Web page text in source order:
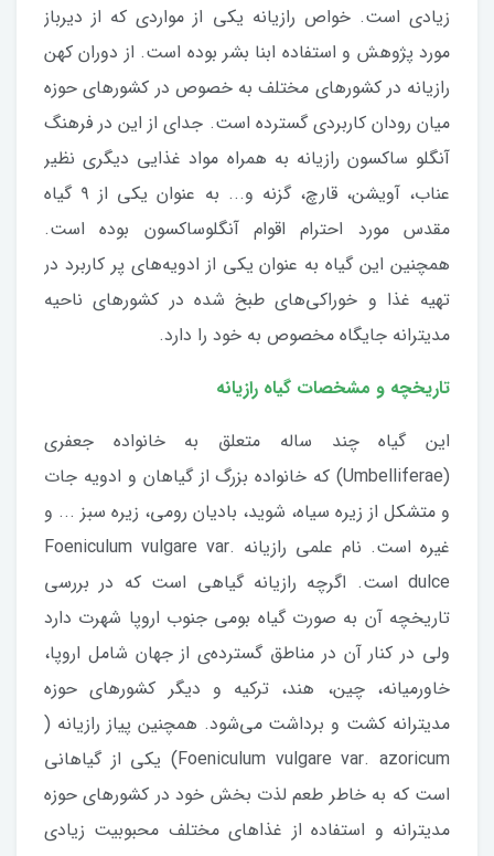
زیادی است. خواص رازیانه یکی از مواردی که از دیرباز
مورد پژوهش و استفاده ابنا بشر بوده است. از دوران کهن
رازیانه در کشورهای مختلف به خصوص در کشورهای حوزه
میان رودان کاربردی گسترده است. جدای از این در فرهنگ
آنگلو ساکسون رازیانه به همراه مواد غذایی دیگری نظیر
عناب، آویشن، قارچ، گزنه و... به عنوان یکی از ۹ گیاه
مقدس مورد احترام اقوام آنگلوساکسون بوده است.
همچنین این گیاه به عنوان یکی از ادویه‌های پر کاربرد در
تهیه غذا و خوراکی‌های طبخ شده در کشورهای ناحیه
مدیترانه جایگاه مخصوص به خود را دارد.
تاریخچه و مشخصات گیاه رازیانه
این گیاه چند ساله متعلق به خانواده جعفری
(Umbelliferae) که خانواده بزرگ از گیاهان و ادویه جات
و متشکل از زیره سیاه، شوید، بادیان رومی، زیره سبز ... و
غیره است. نام علمی رازیانه Foeniculum vulgare var.
dulce است. اگرچه رازیانه گیاهی است که در بررسی
تاریخچه آن به صورت گیاه بومی جنوب اروپا شهرت دارد
ولی در کنار آن در مناطق گسترده‌ی از جهان شامل اروپا،
خاورمیانه، چین، هند، ترکیه و دیگر کشورهای حوزه
مدیترانه کشت و برداشت می‌شود. همچنین پیاز رازیانه (
Foeniculum vulgare var. azoricum) یکی از گیاهانی
است که به خاطر طعم لذت بخش خود در کشورهای حوزه
مدیترانه و استفاده از غذاهای مختلف محبوبیت زیادی